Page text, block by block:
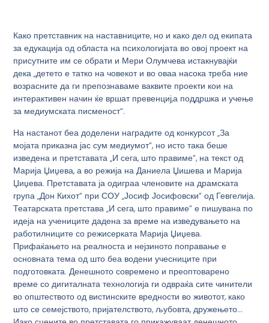
Како претставник на наставниците, но и како дел од екипата
за едукација од областа на психологијата во овој проект на
присутните им се обрати и Мери Олумчева истакнувајќи
дека „детето е татко на човекот и во оваа насока треба ние
возрасните да ги препознаваме ваквите проекти кои на
интерактивен начин ќе вршат превенциј,а поддршка и учење
за медиумската писменост“.
На настанот беа доделени наградите од конкурсот „За
мојата приказна јас сум медиумот“, но исто така беше
изведена и претставата „И сега, што правиме“, на текст од
Марија Џиџева, а во режија на Даниела Џишева и Марија
Џиџева. Претставата ја одиграа членовите на драмската
група „Дон Кихот“ при СОУ „Јосиф Јосифовски“ од Гевгелија.
Театарската претстава „И сега, што правиме“ е пишувана по
идеја на учениците дадена за време на изведувањето на
работилниците со режисерката Марија Џиџева.
Прифаќањето на реалноста и нејзиното поправање е
основната тема од што беа водени учесниците при
подготовката. Денешното современо и преоптоварено
време со дигиталната технологија ги одвраќа сите чинители
во општеството од вистинските вредности во животот, како
што се семејството, пријателството, љубовта, дружењето…